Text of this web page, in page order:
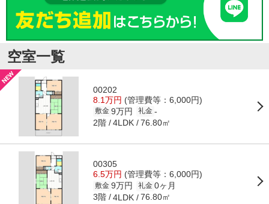
空室一覧
00202
8.1万円 (管理費等：6,000円)
敷金 9万円 礼金 -
2階 4LDK 76.80㎡
00305
6.5万円 (管理費等：6,000円)
敷金 9万円 礼金 0ヶ月
3階 4LDK 76.80㎡